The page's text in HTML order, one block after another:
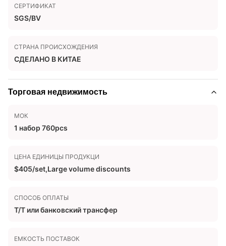
СЕРТИФИКАТ
SGS/BV
СТРАНА ПРОИСХОЖДЕНИЯ
СДЕЛАНО В КИТАЕ
Торговая недвижимость
МОК
1 набор 760pcs
ЦЕНА ЕДИНИЦЫ ПРОДУКЦИ
$405/set,Large volume discounts
СПОСОБ ОПЛАТЫ
T/T или банковский трансфер
ЕМКОСТЬ ПОСТАВОК